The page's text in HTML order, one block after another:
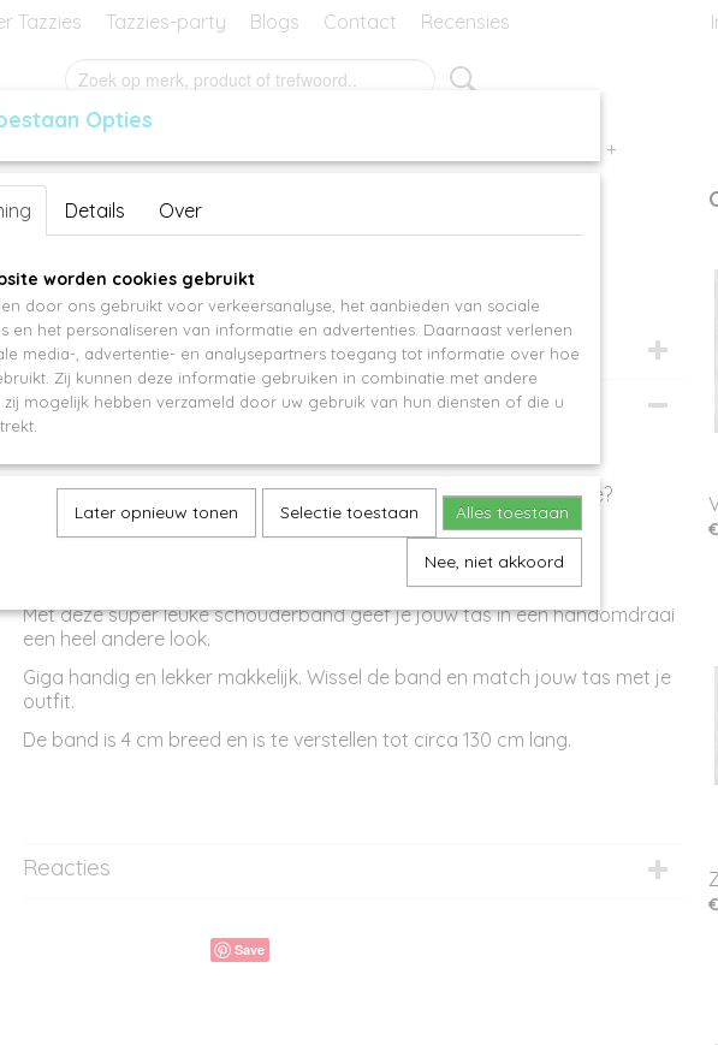
Tazzies Tazzies-party Blogs Contact Recensies
+
Bagstrap AC11137
Specificaties
Productcode
Omschrijving
Is je tas nog prima, maar is de schouderband aan vervanging toe?
Wil jij je favoriete tas een nieuwe look geven?
Of heb je misschien een handtas die je graag van een lange
Dan zijn de losse schouderbanden dé uitkomst.
Met deze super leuke schouderband geef je jouw tas in een handomdraai
een heel andere look.
Giga handig en lekker makkelijk. Wissel de band en match jouw tas met je
outfit.
De band is 4 cm breed en is te verstellen tot circa 130 cm lang.
Reacties
Save
Opties
Details Over
worden cookies gebruikt
door ons gebruikt voor verkeersanalyse, het aanbieden van sociale
en het personaliseren van informatie en advertenties. Daarnaast verlenen
media-, advertentie- en analysepartners toegang tot informatie over hoe
Zij kunnen deze informatie gebruiken in combinatie met andere
zij mogelijk hebben verzameld door uw gebruik van hun diensten of die u
Later opnieuw tonen Selectie toestaan Alles toestaan
Nee, niet akkoord